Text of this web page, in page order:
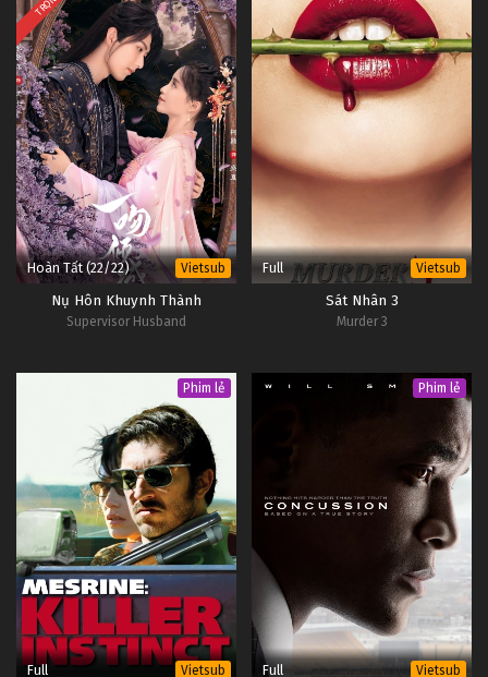
Hoàn Tất (22/22) Vietsub
Nụ Hôn Khuynh Thành
Supervisor Husband
Full Vietsub
Sát Nhân 3
Murder 3
Phim lẻ
Full Vietsub
Phim lẻ
Full Vietsub